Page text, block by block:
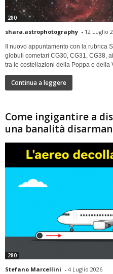
280
shara.astrophotography - 12 Luglio
Il nuovo appuntamento con la rubrica
globuli cometari CG30, CG31, CG38,
tra le costellazioni della Poppa e della
Continua a leggere
Come ingigantire a
una banalità
280
Stefano Marcellini - 4 Luglio 2026